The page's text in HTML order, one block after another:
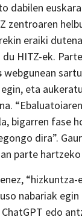
dabilen
zentroaren
eraiki
du HITZ-ek.
webgunean
eta
bigarren fase
dira”.
parte
“hizkuntza-
nabariak
edo